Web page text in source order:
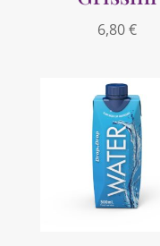
6,80€